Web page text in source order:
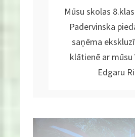
Mūsu skolas
Padervinska
saņēma
klātienē ar
Edgaru